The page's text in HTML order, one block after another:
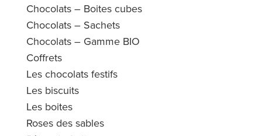
Chocolats – Boites cubes
Chocolats – Sachets
Chocolats – Gamme BIO
Coffrets
Les chocolats festifs
Les biscuits
Les boites
Roses des sables